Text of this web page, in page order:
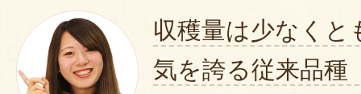
収穫量は少なくと
気を誇る従来品種